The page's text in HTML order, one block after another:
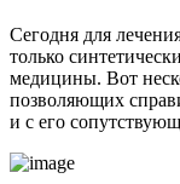
Сегодня для
только
медицины. Вот
позволяющих
и с его